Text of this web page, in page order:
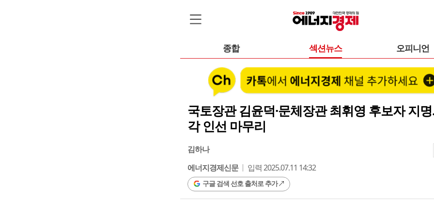
종합 섹션뉴스 오피니언
국토장관 김윤덕·문체장관 최휘영 후보자 지
각 인선 마무리
김하나
에너지경제신문
입력 2025.07.11 14:32
구글 검색 선호 출처로 추가